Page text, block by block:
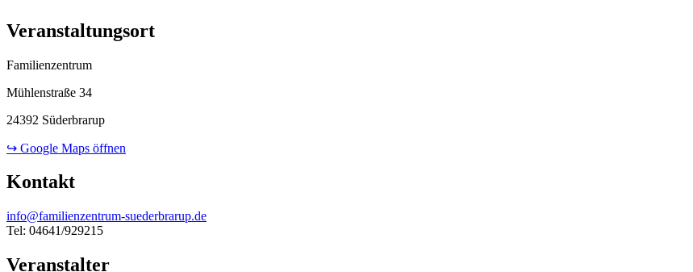
Veranstaltungsort
Familienzentrum
Mühlenstraße 34
24392 Süderbrarup
↪ Google Maps öffnen
Kontakt
info@familienzentrum-suederbrarup.de
Tel: 04641/929215
Veranstalter